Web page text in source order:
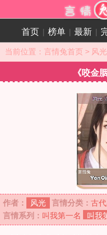
首页 榜单 最新
当前位置： 言情兔首页 > 风
《咬金
作者： 风光 言情分类： 古
言情系列： 叫我第一名 叫我